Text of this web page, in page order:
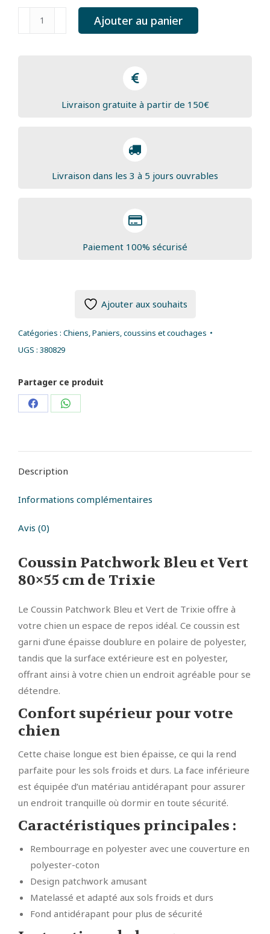
quantité
Ajouter au panier
Livraison gratuite à partir de 150€
Livraison dans les 3 à 5 jours ouvrables
Paiement 100% sécurisé
Ajouter aux souhaits
Catégories : Chiens,Paniers, coussins et couchages
UGS : 380829
Partager ce produit
Partager
Facebook
Partager
WhatsApp
Description
Informations complémentaires
Avis (0)
Coussin Patchwork Bleu et Vert
80×55 cm de Trixie
Le Coussin Patchwork Bleu et Vert de Trixie offre à
votre chien un espace de repos idéal. Ce coussin est
garni d’une épaisse doublure en polaire de polyester,
tandis que la surface extérieure est en polyester,
offrant ainsi à votre chien un endroit agréable pour se
détendre.
Confort supérieur pour votre
chien
Cette chaise longue est bien épaisse, ce qui la rend
parfaite pour les sols froids et durs. La face inférieure
est équipée d’un matériau antidérapant pour assurer
un endroit tranquille où dormir en toute sécurité.
Caractéristiques principales :
Rembourrage en polyester avec une couverture en
polyester-coton
Design patchwork amusant
Matelassé et adapté aux sols froids et durs
Fond antidérapant pour plus de sécurité